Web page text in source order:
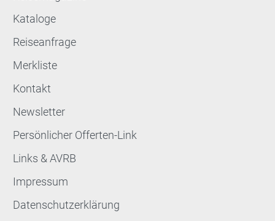
Kataloge
Reiseanfrage
Merkliste
Kontakt
Newsletter
Persönlicher Offerten-Link
Links & AVRB
Impressum
Datenschutzerklärung